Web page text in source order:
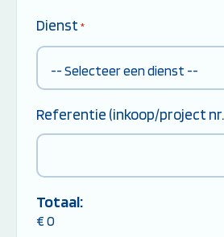
Dienst *
Referentie (inkoop/project
Totaal:
€ 0